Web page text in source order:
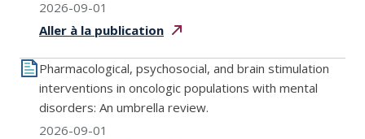
2026-09-01
Aller à la publication
Pharmacological, psychosocial, and brain stimulation
interventions in oncologic populations with mental
disorders: An umbrella review.
2026-09-01